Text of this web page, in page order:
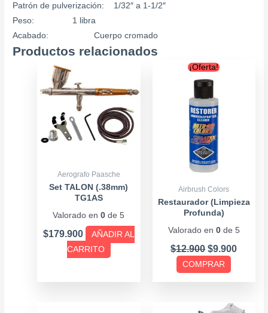
Patrón de pulverización: 1/32″ a 1-1/2″
Peso: 1 libra
Acabado: Cuerpo cromado
Productos relacionados
Aerografo Paasche
Set TALON (.38mm)
TG1AS
Valorado en0 de 5
$179.900
AÑADIR AL
CARRITO
¡Oferta!
Airbrush Colors
Restaurador (Limpieza
Profunda)
Valorado en 0de 5
$12.900
Original
price
was:
$12.900.
$9.900
COMPRAR
elegir
la
página
de